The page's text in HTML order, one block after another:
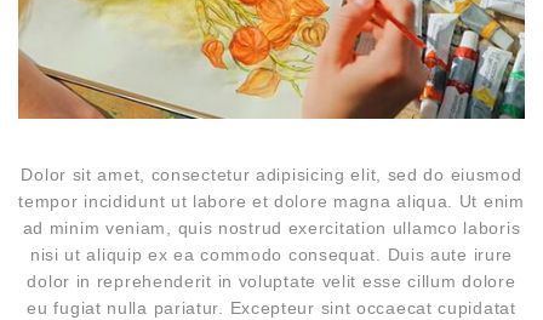
Dolor sit amet, consectetur adipisicing elit, sed do eiusmod
tempor incididunt ut labore et dolore magna aliqua. Ut enim
ad minim veniam, quis nostrud exercitation ullamco laboris
nisi ut aliquip ex ea commodo consequat. Duis aute irure
dolor in reprehenderit in voluptate velit esse cillum dolore
eu fugiat nulla pariatur. Excepteur sint occaecat cupidatat